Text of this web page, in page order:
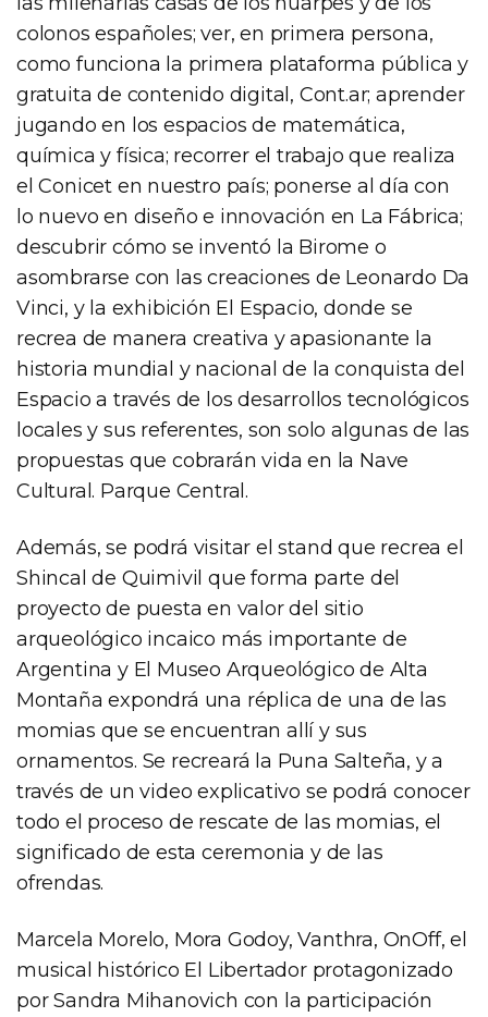
colonos españoles; ver, en primera persona,
como funciona la primera plataforma pública y
gratuita de contenido digital, Cont.ar; aprender
jugando en los espacios de matemática,
química y física; recorrer el trabajo que realiza
el Conicet en nuestro país; ponerse al día con
lo nuevo en diseño e innovación en La Fábrica;
descubrir cómo se inventó la Birome o
asombrarse con las creaciones de Leonardo Da
Vinci, y la exhibición El Espacio, donde se
recrea de manera creativa y apasionante la
historia mundial y nacional de la conquista del
Espacio a través de los desarrollos tecnológicos
locales y sus referentes, son solo algunas de las
propuestas que cobrarán vida en la Nave
Cultural. Parque Central.
Además, se podrá visitar el stand que recrea el
Shincal de Quimivil que forma parte del
proyecto de puesta en valor del sitio
arqueológico incaico más importante de
Argentina y El Museo Arqueológico de Alta
Montaña expondrá una réplica de una de las
momias que se encuentran allí y sus
ornamentos. Se recreará la Puna Salteña, y a
través de un video explicativo se podrá conocer
todo el proceso de rescate de las momias, el
significado de esta ceremonia y de las
ofrendas.
Marcela Morelo, Mora Godoy, Vanthra, OnOff, el
musical histórico El Libertador protagonizado
por Sandra Mihanovich con la participación